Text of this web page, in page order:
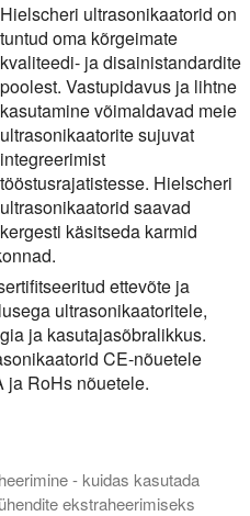
Hielscheri ultrasonikaatorid on
tuntud oma kõrgeimate
kvaliteedi- ja disainistandardite
poolest. Vastupidavus ja lihtne
kasutamine võimaldavad meie
ultrasonikaatorite sujuvat
integreerimist
tööstusrajatistesse. Hielscheri
ultrasonikaatorid saavad
kergesti käsitseda karmid
ettevõte ja
ultrasonikaatoritele,
ja kasutajasõbralikkus.
CE-nõuetele
ja RoHs nõuetele.
- kuidas kasutada
ekstraheerimiseks